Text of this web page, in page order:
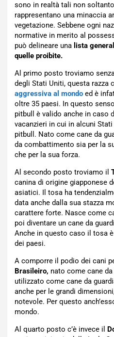
sono in realtà tali non
rappresentano una minaccia
vegetazione. Sebbene ogni
normative in merito al
può delineare una lista
quelle proibite.
Al primo posto troviamo
degli Stati Uniti, questa razza
aggressiva al mondo ed è
oltre 35 paesi. In questo
pitbull è valido anche in caso
vacanzieri in cui in alcuni
pitbull. Nato come cane da
da combattimento sia per la
che per la sua forza.
Al secondo posto troviamo il
canina di origine giapponese
asiatici. Il tosa ha
data anche dalla sua stazza
carattere forte. Nasce come
poi diventare un cane da
Anche in questo caso il tosa
dei paesi.
A comporre il podio dei cani
Brasileiro, nato come cane
utilizzato come cane da
anche per le grandi
notevole. Per questo
mondo.
Al quarto posto c’è invece il